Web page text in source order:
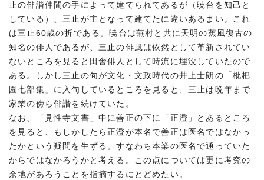
止の俳諧仲間の手によって建てられてあるが（暁台を知己と
している）、三止が主となって建てたに違いあるまい。これ
は三止60歳の折である。暁台は蕪村と共に天明の蕉風復古の
知名の俳人であるが、三止の俳風は依然として革新されてい
ないところを見ると田舎俳人として時流に埋没していたので
ある。しかし三止の句が文化・文政時代の井上士朗の「枇杷
園七部集」に入句しているところを見ると、三止は晩年まで
家業の傍ら俳諧を続けていた。
なお、「見性寺文書」中に善正の下に「正澄」とあるところ
を見ると、もしかしたら正澄が本名で善正は医名ではなかっ
たかという疑問を生ずる。すなわち本業の医名で通っていた
からではなかろうかと考える。この点については更に考究の
余地があろうことを指摘するにとどめたい。